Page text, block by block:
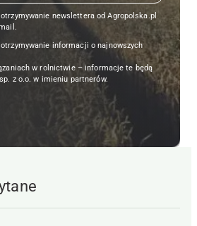
newslettera od Agropolska.pl
informacji o najnowszych
w rolnictwie – informacje te będą
z o.o. w imieniu partnerów.